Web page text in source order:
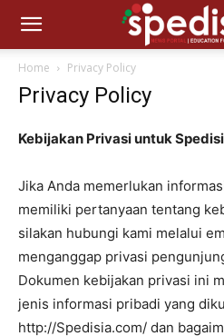
Home Privacy Policy
Privacy Policy
Kebijakan Privasi untuk
Jika Anda memerlukan
memiliki pertanyaan tentang
silakan hubungi kami melalui
menganggap privasi
Dokumen kebijakan privasi ini
jenis informasi pribadi yang
http://Spedisia.com/ dan